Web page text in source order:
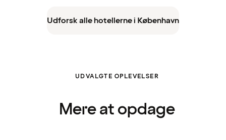
Udforsk alle hotellerne i København
UDVALGTE OPLEVELSER
Mere at opdage